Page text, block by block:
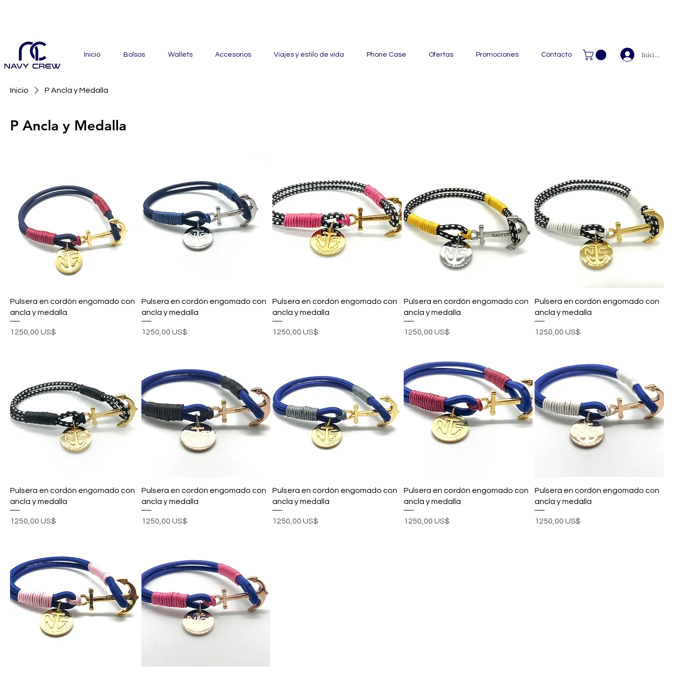
Inicio Bolsos Wallets Accesorios Viajes y estilo de vida Phone Case Ofertas Promociones Contacto Iniciar
Inicio P Ancla y Medalla
P Ancla y Medalla
Pulsera en cordón engomado con
ancla y medalla
Precio
1250,00 US$
Pulsera en cordón engomado con
ancla y medalla
Precio
1250,00 US$
Pulsera en cordón engomado con
ancla y medalla
Precio
1250,00 US$
Pulsera en cordón engomado con
ancla y medalla
Precio
1250,00 US$
Pulsera en cordón engomado con
ancla y medalla
Precio
1250,00 US$
Pulsera en cordón engomado con
ancla y medalla
Precio
1250,00 US$
Pulsera en cordón engomado con
ancla y medalla
Precio
1250,00 US$
Pulsera en cordón engomado con
ancla y medalla
Precio
1250,00 US$
Pulsera en cordón engomado con
ancla y medalla
Precio
1250,00 US$
Pulsera en cordón engomado con
ancla y medalla
Precio
1250,00 US$